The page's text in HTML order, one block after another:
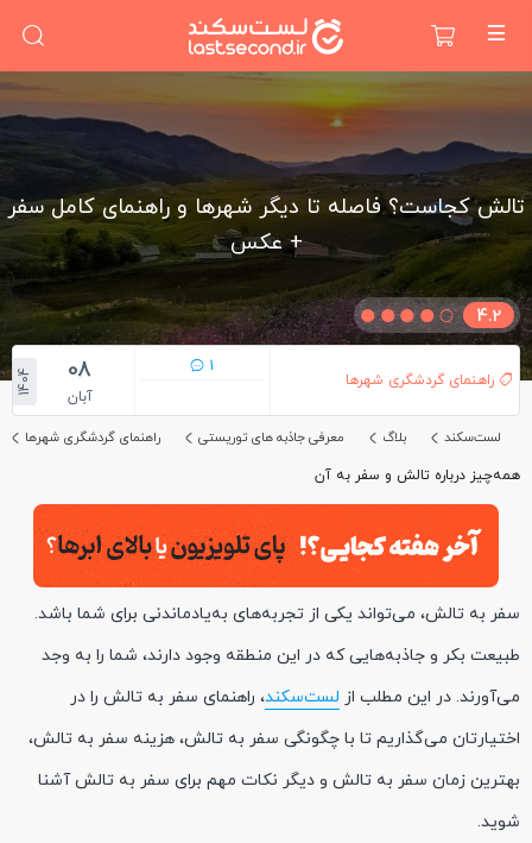
تالش کجاست؟ فاصله تا دیگر شهرها و راهنمای کامل سفر
+ عکس
4.2
راهنمای گردشگری شهرها
1
08
آبان
1404
لست‌سکند بلاگ معرفی جاذبه های توریستی
راهنمای گردشگری شهرها
همه‌چیز درباره تالش و سفر به آن
سفر به تالش، می‌تواند یکی از تجربه‌های به‌یادماندنی برای شما باشد.
طبیعت بکر و جاذبه‌هایی که در این منطقه وجود دارند، شما را به وجد
می‌آورند. در این مطلب از لست‌سکند، راهنمای سفر به تالش را در
اختیارتان می‌گذاریم تا با چگونگی سفر به تالش، هزینه سفر به تالش،
بهترین زمان سفر به تالش و دیگر نکات مهم برای سفر به تالش آشنا
شوید.